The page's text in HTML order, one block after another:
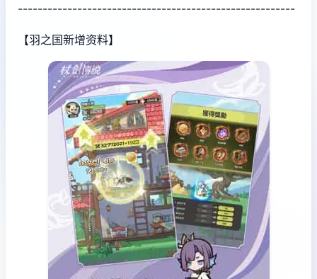
--------------------------------------------------------
【羽之国新增资料】